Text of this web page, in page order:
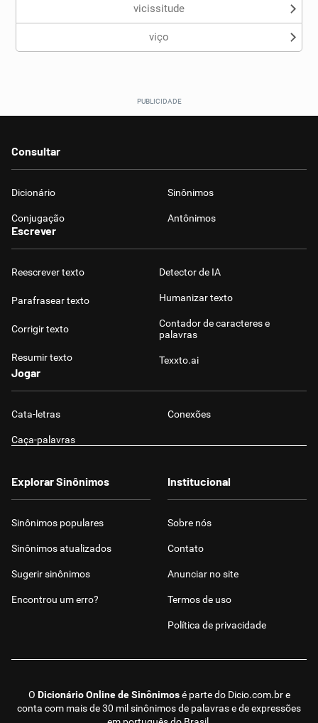
vicissitude
viço
Consultar
Dicionário Sinônimos
Conjugação Antônimos
Escrever
Reescrever texto
Parafrasear texto
Corrigir texto
Resumir texto
Detector de IA
Humanizar texto
Contador de caracteres e
palavras
Texxto.ai
Jogar
Cata-letras Conexões
Caça-palavras
O Dicionário Online de Sinônimosé parte do Dicio.com.bre
conta com mais de 30 mil sinônimos de palavras e de expressões
Explorar Sinônimos
Sinônimos populares
Sinônimos atualizados
Sugerir sinônimos
Encontrou um erro?
Institucional
Sobre nós
Contato
Anunciar no site
Termos de uso
Política de privacidade